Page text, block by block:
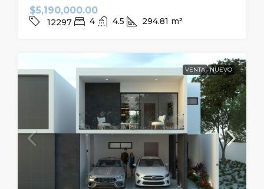
$5,190,000.00
12297 4 4.5 294.81 m²
VENTA NUEVO